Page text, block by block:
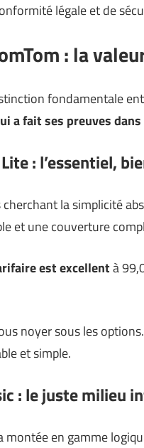
légale et de
: la
fondamentale
a fait ses preuves
: l’essentiel,
la simplicité
et une couverture
est excellentà
noyer sous les
et simple.
: le juste milieu
montée en gamme